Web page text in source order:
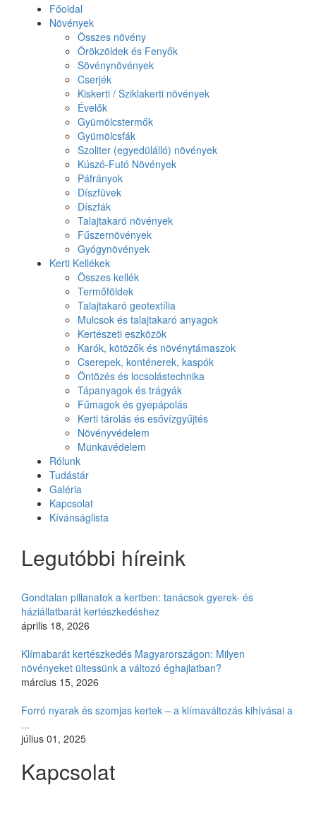
Főoldal
Növények
Összes növény
Örökzöldek és Fenyők
Sövénynövények
Cserjék
Kiskerti / Sziklakerti növények
Évelők
Gyümölcstermők
Gyümölcsfák
Szoliter (egyedülálló) növények
Kúszó-Futó Növények
Páfrányok
Díszfüvek
Díszfák
Talajtakaró növények
Fűszernövények
Gyógynövények
Kerti Kellékek
Összes kellék
Termőföldek
Talajtakaró geotextília
Mulcsok és talajtakaró anyagok
Kertészeti eszközök
Karók, kötözők és növénytámaszok
Cserepek, konténerek, kaspók
Öntözés és locsolástechnika
Tápanyagok és trágyák
Fűmagok és gyepápolás
Kerti tárolás és esővízgyűjtés
Növényvédelem
Munkavédelem
Rólunk
Tudástár
Galéria
Kapcsolat
Kívánságlista
Legutóbbi híreink
Gondtalan pillanatok a kertben: tanácsok gyerek- és
háziállatbarát kertészkedéshez
április 18, 2026
Klímabarát kertészkedés Magyarországon: Milyen
növényeket ültessünk a változó éghajlatban?
március 15, 2026
Forró nyarak és szomjas kertek – a klímaváltozás kihívásai a
...
július 01, 2025
Kapcsolat